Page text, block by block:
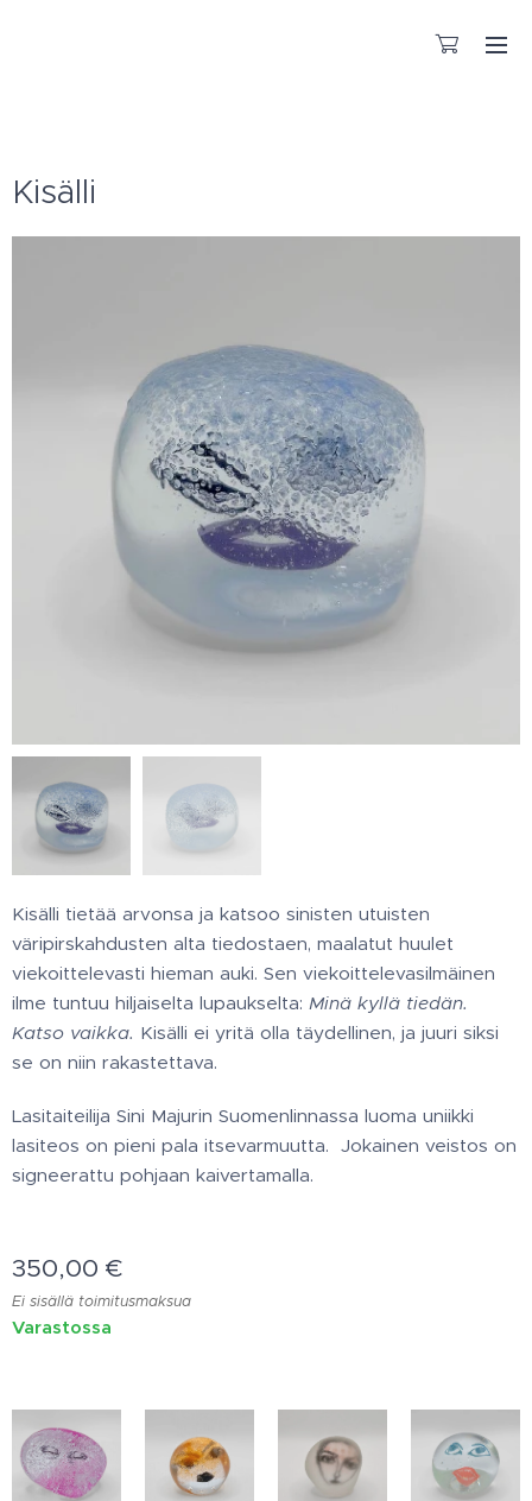
Kisälli
Kisälli tietää arvonsa ja katsoo sinisten utuisten
väripirskahdusten alta tiedostaen, maalatut huulet
viekoittelevasti hieman auki. Sen viekoittelevasilmäinen
ilme tuntuu hiljaiselta lupaukselta: Minä kyllä tiedän.
Katso vaikka. Kisälli ei yritä olla täydellinen, ja juuri siksi
se on niin rakastettava.
Lasitaiteilija Sini Majurin Suomenlinnassa luoma uniikki
lasiteos on pieni pala itsevarmuutta. Jokainen veistos on
signeerattu pohjaan kaivertamalla.
350,00 €
Ei sisällä toimitusmaksua
Varastossa